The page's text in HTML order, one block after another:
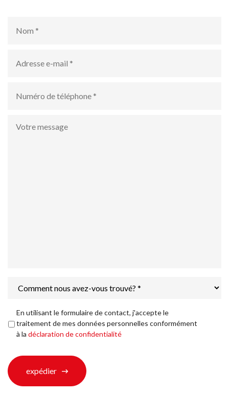
message
nous
vous
trouvé?
*
Déclaration
de
confidentialité
En utilisant le formulaire de contact, j'accepte le
traitement de mes données personnelles conformément
à la déclaration de confidentialité
expédier